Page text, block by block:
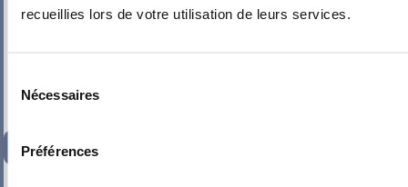
recueillies lors de votre utilisation de leurs services.
Nécessaires
Préférences
291,76€ TTC